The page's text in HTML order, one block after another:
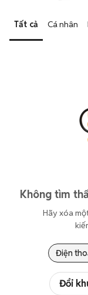
Tất cả Cá nhân
Không tìm
Hãy xóa
Điện
Đổi